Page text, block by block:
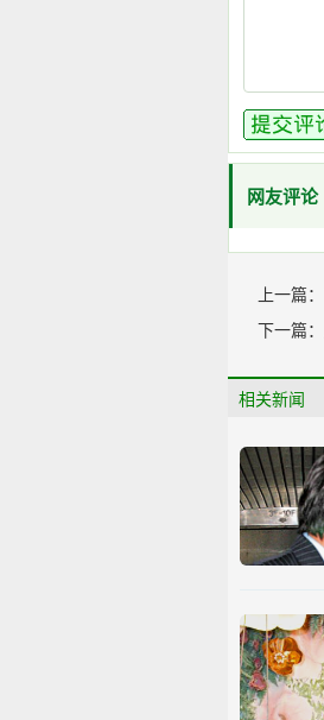
网友评论
上一篇：
下一篇：
相关新闻